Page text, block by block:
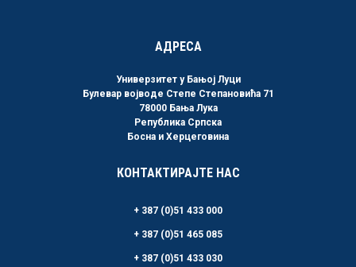
АДРЕСА
Универзитет у Бањој Луци
Булевар војводе Степе Степановића 71
78000 Бања Лука
Република Српска
Босна и Херцеговина
КОНТАКТИРАЈТЕ НАС
+ 387 (0)51 433 000
+ 387 (0)51 465 085
+ 387 (0)51 433 030